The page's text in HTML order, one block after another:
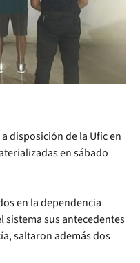
disposición de la Ufic en
en sábado
en la dependencia
sus antecedentes
saltaron además dos